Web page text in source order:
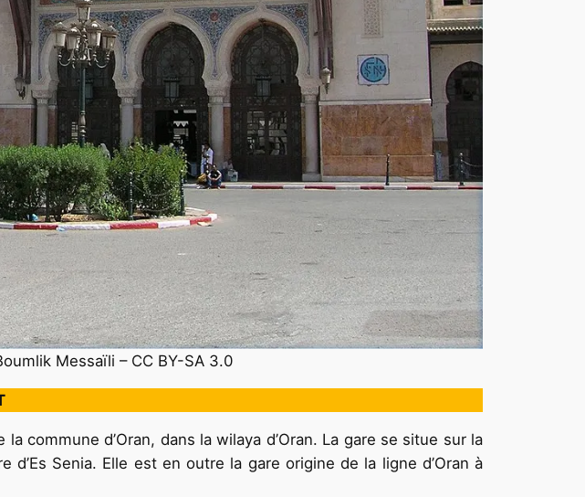
Messaïli – CC BY-SA 3.0
commune d’Oran, dans la wilaya d’Oran. La gare se situe sur la
Senia. Elle est en outre la gare origine de la ligne d’Oran à